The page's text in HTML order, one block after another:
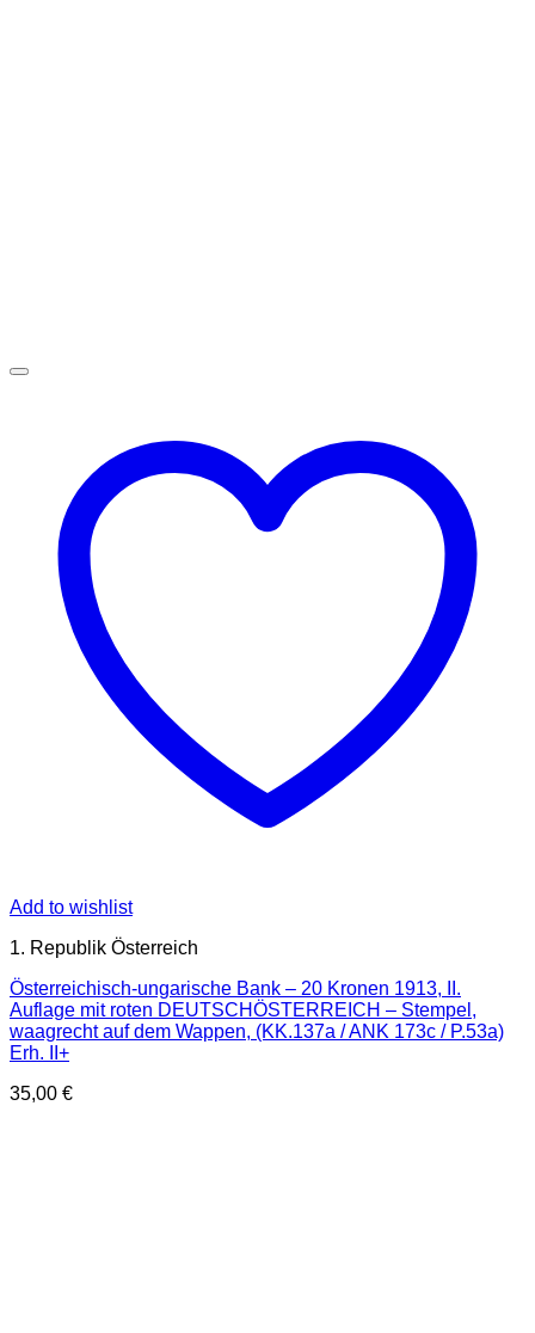
Add to wishlist
1. Republik Österreich
Österreichisch-ungarische Bank – 20 Kronen 1913, II.
Auflage mit roten DEUTSCHÖSTERREICH – Stempel,
waagrecht auf dem Wappen, (KK.137a / ANK 173c / P.53a)
Erh. II+
35,00 €